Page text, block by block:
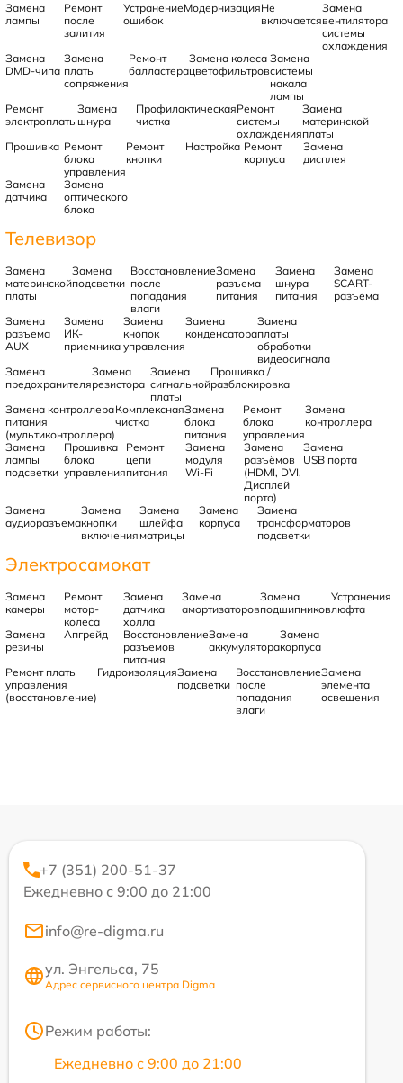
Замена
лампы
Ремонт
после
залития
Устранение
ошибок
МодернизацияНе
включается
Замена
вентилятора
системы
охлаждения
Замена
DMD-чипа
Замена
платы
сопряжения
Ремонт
балластера
Замена колеса
цветофильтров
Замена
системы
накала
лампы
Ремонт
электроплаты
Замена
шнура
Профилактическая
чистка
Ремонт
системы
охлаждения
Замена
материнской
платы
Прошивка Ремонт
блока
управления
Ремонт
кнопки
Настройка Ремонт
корпуса
Замена
дисплея
Замена
датчика
Замена
оптического
блока
Телевизор
Замена
материнской
платы
Замена
подсветки
Восстановление
после
попадания
влаги
Замена
разъема
питания
Замена
шнура
питания
Замена
SCART-
разъема
Замена
разъема
AUX
Замена
ИК-
приемника
Замена
кнопок
управления
Замена
конденсатора
Замена
платы
обработки
видеосигнала
Замена
предохранителя
Замена
резистора
Замена
сигнальной
платы
Прошивка /
разблокировка
Замена контроллера
питания
(мультиконтроллера)
Комплексная
чистка
Замена
блока
питания
Ремонт
блока
управления
Замена
контроллера
Замена
лампы
подсветки
Прошивка
блока
управления
Ремонт
цепи
питания
Замена
модуля
Wi-Fi
Замена
разъёмов
(HDMI, DVI,
Дисплей
порта)
Замена
USB порта
Замена
аудиоразъема
Замена
кнопки
включения
Замена
шлейфа
матрицы
Замена
корпуса
Замена
трансформаторов
подсветки
Электросамокат
Замена
камеры
Ремонт
мотор-
колеса
Замена
датчика
холла
Замена
амортизаторов
Замена
подшипников
Устранения
люфта
Замена
резины
Апгрейд
Восстановление
разъемов
питания
Замена
аккумулятора
Замена
корпуса
Ремонт платы
управления
(восстановление)
ГидроизоляцияЗамена
подсветки
Восстановление
после
попадания
влаги
Замена
элемента
освещения
+7 (351) 200-51-37
Ежедневно с 9:00 до 21:00
info@re-digma.ru
ул. Энгельса, 75
Адрес сервисного центра Digma
Режим работы:
Ежедневно с 9:00 до 21:00